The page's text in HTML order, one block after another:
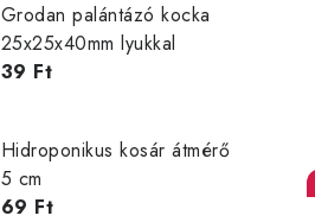
Grodan palántázó kocka
25x25x40mm lyukkal
39 Ft
Hidroponikus kosár átmérő
5 cm
69 Ft